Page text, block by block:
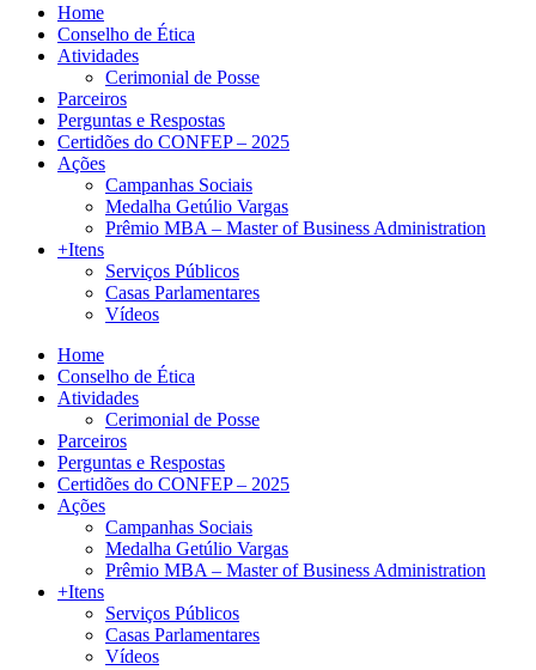
Home
Conselho de Ética
Atividades
Cerimonial de Posse
Parceiros
Perguntas e Respostas
Certidões do CONFEP – 2025
Ações
Campanhas Sociais
Medalha Getúlio Vargas
Prêmio MBA – Master of Business Administration
+Itens
Serviços Públicos
Casas Parlamentares
Vídeos
Home
Conselho de Ética
Atividades
Cerimonial de Posse
Parceiros
Perguntas e Respostas
Certidões do CONFEP – 2025
Ações
Campanhas Sociais
Medalha Getúlio Vargas
Prêmio MBA – Master of Business Administration
+Itens
Serviços Públicos
Casas Parlamentares
Vídeos